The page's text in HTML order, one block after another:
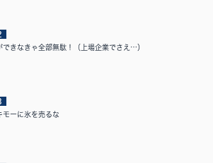
できなきゃ全部無駄！（上場企業でさえ…）
モーに氷を売るな